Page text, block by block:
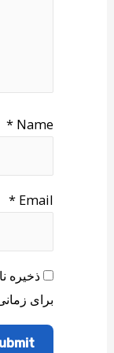
Name
*
Email
*
ذخیره
برای